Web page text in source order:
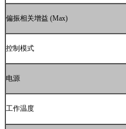
偏振相关增益 (Max)
控制模式
电源
工作温度